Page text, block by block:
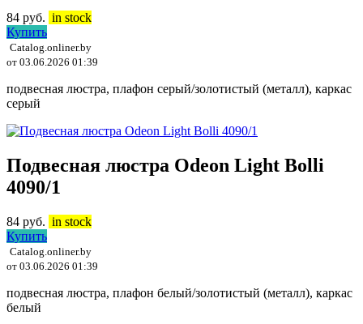
84 руб. in stock
Купить
Catalog.onliner.by
от 03.06.2026 01:39
подвесная люстра, плафон серый/золотистый (металл), каркас
серый
Подвесная люстра Odeon Light Bolli
4090/1
84 руб. in stock
Купить
Catalog.onliner.by
от 03.06.2026 01:39
подвесная люстра, плафон белый/золотистый (металл), каркас
белый